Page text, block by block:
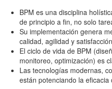
BPM es una disciplina
de principio a fin, no solo
Su implementación genera
calidad, agilidad y
El ciclo de vida de BPM
monitoreo, optimización) es
Las tecnologías modernas,
están potenciando la eficacia